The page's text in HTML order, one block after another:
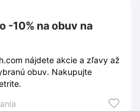
-10% na obuv na
nájdete akcie a zľavy až
obuv. Nakupujte